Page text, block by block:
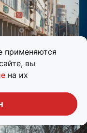
применяются
вы
на их